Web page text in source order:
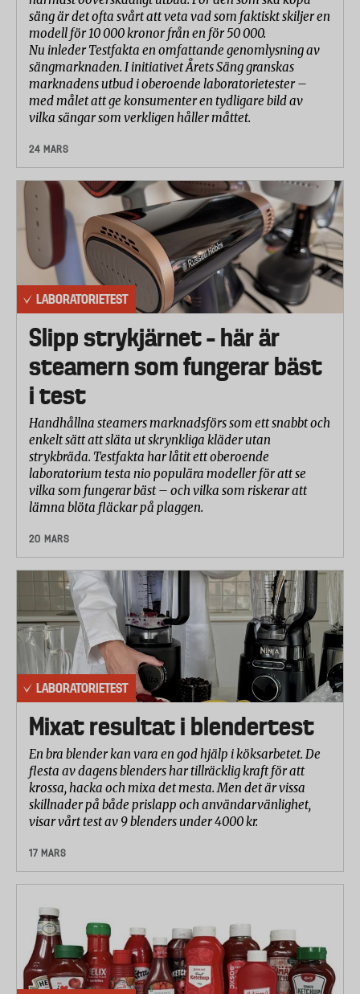
säng är det ofta svårt att veta vad som faktiskt skiljer en
modell för 10 000 kronor från en för 50 000.
Nu inleder Testfakta en omfattande genomlysning av
sängmarknaden. I initiativet Årets Säng granskas
marknadens utbud i oberoende laboratorietester –
med målet att ge konsumenter en tydligare bild av
vilka sängar som verkligen håller måttet.
24 MARS
LABORATORIETEST
Slipp strykjärnet – här är
steamern som fungerar bäst
i test
Handhållna steamers marknadsförs som ett snabbt och
enkelt sätt att släta ut skrynkliga kläder utan
strykbräda. Testfakta har låtit ett oberoende
laboratorium testa nio populära modeller för att se
vilka som fungerar bäst – och vilka som riskerar att
lämna blöta fläckar på plaggen.
20 MARS
LABORATORIETEST
Mixat resultat i blendertest
En bra blender kan vara en god hjälp i köksarbetet. De
flesta av dagens blenders har tillräcklig kraft för att
krossa, hacka och mixa det mesta. Men det är vissa
skillnader på både prislapp och användarvänlighet,
visar vårt test av 9 blenders under 4000 kr.
17 MARS